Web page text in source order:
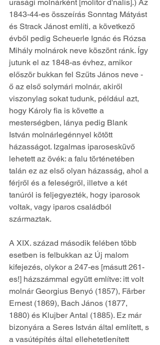
urasági molnárként [molitor d'nalis].) Az
1843-44-es összeírás Sonntag Mátyást
és Strack Jánost említi, a következő
évből pedig Scheuerle Ignác és Rózsa
Mihály molnárok neve köszönt ránk. Így
jutunk el az 1848-as évhez, amikor
először bukkan fel Szűts János neve -
ő az első solymári molnár, akiről
viszonylag sokat tudunk, például azt,
hogy Károly fia is követte a
mesterségben, lánya pedig Blank
István molnárlegénnyel kötött
házasságot. Izgalmas iparosesküvő
lehetett az övék: a falu történetében
talán ez az első olyan házasság, ahol a
férjről és a feleségről, illetve a két
tanúról is feljegyezték, hogy iparosok
voltak, vagy iparos családból
származtak.
A XIX. század második felében több
esetben is felbukkan az Új malom
kifejezés, olykor a 247-es [másutt 261-
es!] házszámmal együtt említve: itt volt
molnár Georgius Benyó (1857), Färber
Ernest (1869), Bach János (1877,
1880) és Klujber Antal (1885). Ez már
bizonyára a Seres István által említett, s
a vasútépítés által ellehetetlenített